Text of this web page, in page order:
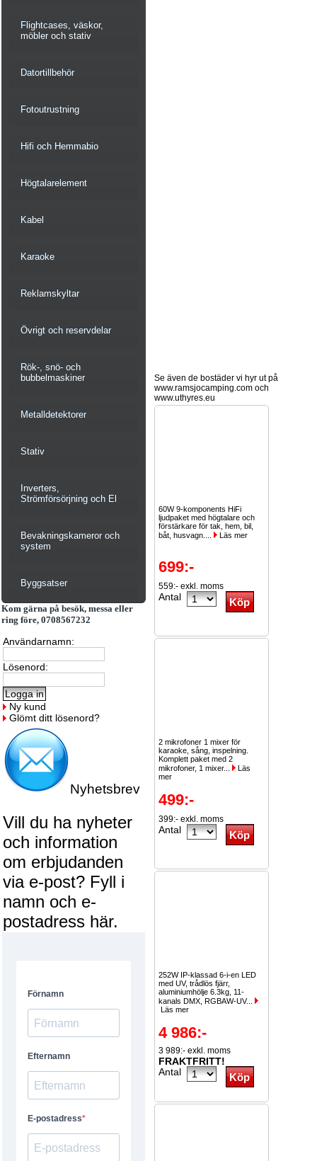
Flightcases, väskor,
möbler och stativ
Datortillbehör
Fotoutrustning
Hifi och Hemmabio
Högtalarelement
Kabel
Karaoke
Reklamskyltar
Övrigt och reservdelar
Rök-, snö- och
bubbelmaskiner
Metalldetektorer
Stativ
Inverters,
Strömförsörjning och El
Bevakningskameror och
system
Byggsatser
Kom gärna på besök, messa eller
ring före, 0708567232
Användarnamn:
Lösenord:
Ny kund
Glömt ditt lösenord?
Nyhetsbrev
Vill du ha nyheter
och information
om erbjudanden
via e-post? Fyll i
namn och e-
postadress här.
Se även de bostäder vi hyr ut på
www.ramsjocamping.com och
www.uthyres.eu
60W 9-komponents HiFi
ljudpaket med högtalare och
förstärkare för tak, hem, bil,
båt, husvagn....
Läs mer
699:-
559:- exkl. moms
Antal
2 mikrofoner 1 mixer för
karaoke, sång, inspelning.
Komplett paket med 2
mikrofoner, 1 mixer...
Läs
mer
499:-
399:- exkl. moms
Antal
252W IP-klassad 6-i-en LED
med UV, trådlös fjärr,
aluminiumhölje 6.3kg, 11-
kanals DMX, RGBAW-UV...
Läs mer
4 986:-
3 989:- exkl. moms
FRAKTFRITT!
Antal